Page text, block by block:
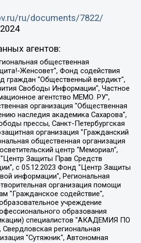
ru/documents/7822/
агентов:
Общество с ограниченной ответственностью "Альтаир 2021", Общество с ограниченной ответственностью "Вега 2021", Общество с ограниченной ответственностью "Главный редактор 2021", Общество с ограниченной ответственностью "Ромашки монолит", Важенков Артем Валерьевич, Ивановская областная общественная организация "Центр гендерных исследований", Гурман Юрий Альбертович, Медиапроект "ОВД-Инфо", Егоров Владимир Владимирович, Жилинский Владимир Александрович, Общество с ограниченной ответственностью "ЗП", Иванова София Юрьевна, Карезина Инна Павловна, Кильтау Екатерина Викторовна, Петров Алексей Викторович, Пискунов Сергей Евгеньевич, Смирнов Сергей Сергеевич, Тихонов Михаил Сергеевич, Общество с ограниченной ответственностью "ЖУРНАЛИСТ-ИНОСТРАННЫЙ АГЕНТ", Арапова Галина Юрьевна, Вольтская Татьяна Анатольевна, Американская компания "Mason G.E.S. Anonymous Foundation" (США), являющаяся владельцем интернет-издания https://mnews.world/, Компания "Stichting Bellingcat", зарегистрированная в Нидерландах (дата регистрации 11.07.2018), Захаров Андрей Вячеславович, Клепиковская Екатерина Дмитриевна, Общество с ограниченной ответственностью "МЕМО", Перл Роман Александрович, Симонов Евгений Алексеевич, Соловьева Елена Анатольевна, Сотников Даниил Владимирович, Сурначева Елизавета Дмитриевна, Автономная некоммерческая организация по защите прав человека и информированию населения "Якутия – Наше Мнение", Общество с ограниченной ответственностью "Москоу диджитал медиа", с 26.01.2023 Общество с ограниченной ответственностью "Чайка Белые сады", Ветошкина Валерия Валерьевна, Заговора Максим Александрович, Межрегиональное общественное движение "Российская ЛГБТ - сеть", Оленичев Максим Владимирович, Павлов Иван Юрьевич, Скворцова Елена Сергеевна, Общество с ограниченной ответственностью "Как бы инагент", Кочетков Игорь Викторович, Общество с ограниченной ответственностью "Честные выборы", Еланчик Олег Александрович, Общество с ограниченной ответственностью "Нобелевский призыв", Гималова Регина Эмилевна, Григорьев Андрей Валерьевич, Григорьева Алина Александровна, Ассоциация по содействию защите прав призывников, альтернативнослужащих и военнослужащих "Правозащитная группа "Гражданин.Армия.Право", Хисамова Регина Фаритовна, Автономная некоммерческая организация по реализации социально-правовых программ "Лилит", Дальневосточное общественное движение "Маяк", Санкт-Петербургская ЛГБТ-инициативная группа "Выход", Инициативная группа ЛГБТ+ "Реверс", Алексеев Андрей Викторович, Бекбулатова Таисия Львовна, Беляев Иван Михайлович, Владыкина Елена Сергеевна, Гельман Марат Александрович, Никульшина Вероника Юрьевна, Толоконникова Надежда Андреевна, Шендерович Виктор Анатольевич, Общество с ограниченной ответственностью "Данное сообщение", Общество с ограниченной ответственностью Издательский дом "Новая глава", Айнбиндер Александра Александровна, Московский комьюнити-центр для ЛГБТ+инициатив, Благотворительный фонд развития филантропии, Deutsche Welle (Германия, Kurt-Schumacher-Strasse 3, 53113 Bonn), Борзунова Мария Михайловна, Воробьев Виктор Викторович, Голубева Анна Львовна, Константинова Алла Михайловна, Малкова Ирина Владимировна, Мурадов Мурад Абдулгалимович, Осетинская Елизавета Николаевна, Понасенков Евгений Николаевич, Ганапольский Матвей Юрьевич, Киселев Евгений Алексеевич, Борухович Ирина Григорьевна, Дремин Иван Тимофеевич, Дубровский Дмитрий Викторович, Красноярская региональная общественная организация поддержки и развития альтернативных образовательных технологий и межкультурных коммуникаций "ИНТЕРРА", Маяковская Екатерина Алексеевна, Фейгин Марк Захарович, Филимонов Андрей Викторович, Дзугкоева Регина Николаевна, Доброхотов Роман Александрович, Дудь Юрий Александрович, Елкин Сергей Владимирович, Кругликов Кирилл Игоревич, Сабунаева Мария Леонидовна, Семенов Алексей Владимирович, Шаинян Карен Багратович, Шульман Екатерина Михайловна, Асафьев Артур Валерьевич, Вахштайн Виктор Семенович, Венедиктов Алексей Алексеевич, Лушникова Екатерина Евгеньевна, Волков Леонид Михайлович, Невзоров Александр Глебович, Пархоменко Сергей Борисович, Сироткин Ярослав Николаевич, Кара-Мурза Владимир Владимирович, Баранова Наталья Владимировна, Гозман Леонид Яковлевич, Кагарлицкий Борис Юльевич, Климарев Михаил Валерьевич, Милов Владимир Станиславович, Автономная некоммерческая организация Краснодарский центр современного искусства "Типография", Моргенштерн Алишер Тагирович, Соболь Любовь Эдуардовна, Общество с ограниченной ответственностью "ЛИЗА НОРМ", Каспаров Гарри Кимович, Ходорковский Михаил Борисович, Общество с ограниченной ответственностью "Апрельские тезисы", Данилович Ирина Брониславовна, Кашин Олег Владимирович, Петров Николай Владимирович, Пивоваров Алексей Владимирович, Соколов Михаил Владимирович, Цветкова Юлия Владимировна, Чичваркин Евгений Александрович, Комитет против пыток/Команда против пыток, Общество с ограниченной ответственностью "Первый научный", Общество с ограниченной ответственностью "Вертолет и ко", Белоцерковская Вероника Борисовна, Кац Максим Евгеньевич, Лазарева Татьяна Юрьевна, Шаведдинов Руслан Табризович, Яшин Илья Валерьевич, Общество с ограниченной ответственностью "Иноагент ААВ", Алешковский Дмитрий Петрович, Альбац Евгения Марковна, Быков Дмитрий Львович, Галямина Юлия Евгеньевна, Лойко Сергей Леонидович, Мартынов Кирилл Константинович, Медведев Сергей Александрович, Крашенинников Федор Геннадиевич, Гордеева Катерина Вл